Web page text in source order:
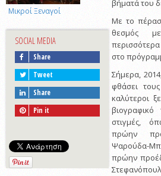
Μικροί Ξεναγοί
SOCIAL MEDIA
Share
Tweet
Share
Pin it
βήματά του
Με το
θεσμός
στο
Σήμερα,
φθάσει
καλύτεροι
στιγμές,
πρώην
Ψαρούδα-
πρώην